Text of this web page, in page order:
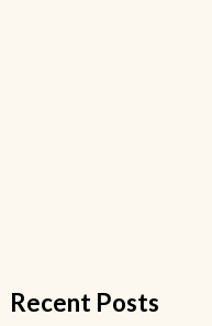
Recent Posts